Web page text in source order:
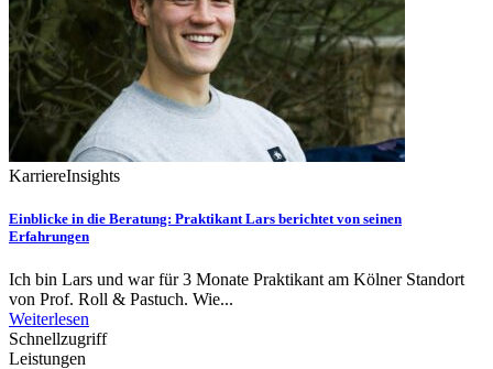
KarriereInsights
Einblicke in die Beratung: Praktikant Lars berichtet von seinen
Erfahrungen
Ich bin Lars und war für 3 Monate Praktikant am Kölner Standort
von Prof. Roll & Pastuch. Wie...
Weiterlesen
Schnellzugriff
Leistungen